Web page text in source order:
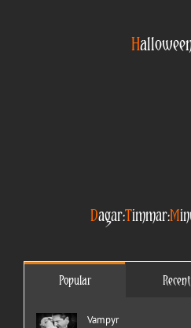
H
Dagar:Timmar:M
Popular Recent
Vampyr